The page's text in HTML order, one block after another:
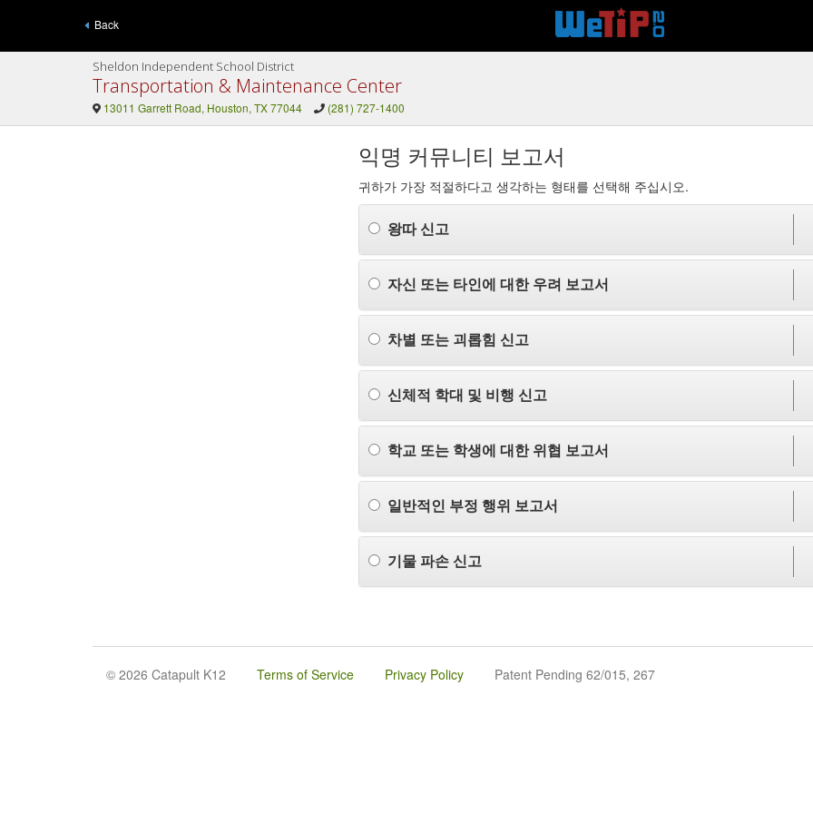
Back
Sheldon Independent School District
Transportation & Maintenance Center
13011 Garrett Road, Houston, TX 77044 (281) 727-1400
익명 커뮤니티 보고서
귀하가 가장 적절하다고 생각하는 형태를 선택해 주십시오.
왕따 신고
자신 또는 타인에 대한 우려 보고서
차별 또는 괴롭힘 신고
신체적 학대 및 비행 신고
학교 또는 학생에 대한 위협 보고서
일반적인 부정 행위 보고서
기물 파손 신고
© 2026 Catapult K12 Terms of Service Privacy Policy Patent Pending 62/015, 267